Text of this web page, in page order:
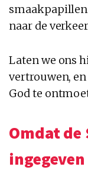
naar de
Laten we ons
vertrouwen,
God te
Omdat